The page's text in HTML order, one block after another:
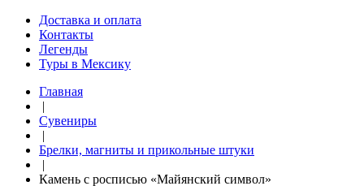
Доставка и оплата
Контакты
Легенды
Туры в Мексику
Главная
|
Сувениры
|
Брелки, магниты и прикольные штуки
|
Камень с росписью «Майянский символ»